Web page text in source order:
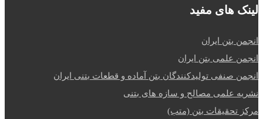
لینک های مفید
انجمن بتن ایران
انجمن علمی بتن ایران
انجمن صنفی تولیدکنندگان بتن آماده و قطعات بتنی ایران
نشریه علمی مصالح و سازه های بتنی
مرکز تحقیقات بتن (متب)